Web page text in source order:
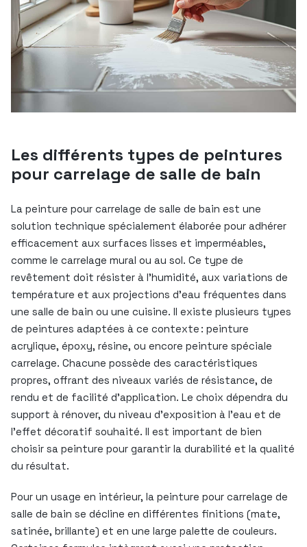
Les différents types de peintures
pour carrelage de salle de bain
La peinture pour carrelage de salle de bain est une
solution technique spécialement élaborée pour adhérer
efficacement aux surfaces lisses et imperméables,
comme le carrelage mural ou au sol. Ce type de
revêtement doit résister à l’humidité, aux variations de
température et aux projections d’eau fréquentes dans
une salle de bain ou une cuisine. Il existe plusieurs types
de peintures adaptées à ce contexte : peinture
acrylique, époxy, résine, ou encore peinture spéciale
carrelage. Chacune possède des caractéristiques
propres, offrant des niveaux variés de résistance, de
rendu et de facilité d’application. Le choix dépendra du
support à rénover, du niveau d’exposition à l’eau et de
l’effet décoratif souhaité. Il est important de bien
choisir sa peinture pour garantir la durabilité et la qualité
du résultat.
Pour un usage en intérieur, la peinture pour carrelage de
salle de bain se décline en différentes finitions (mate,
satinée, brillante) et en une large palette de couleurs.